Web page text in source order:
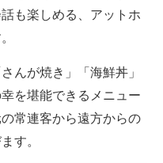
も楽しめる、アットホ
んが焼き」「海鮮丼」
を堪能できるメニュー
常連客から遠方からの
す。